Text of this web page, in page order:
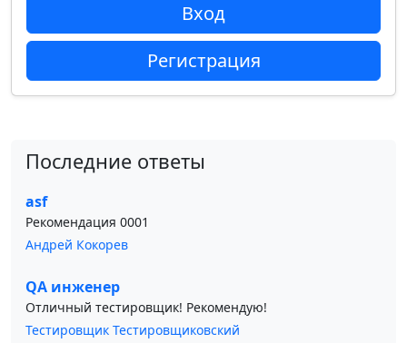
Вход
Регистрация
Последние ответы
asf
Рекомендация 0001
Андрей Кокорев
QA инженер
Отличный тестировщик! Рекомендую!
Тестировщик Тестировщиковский